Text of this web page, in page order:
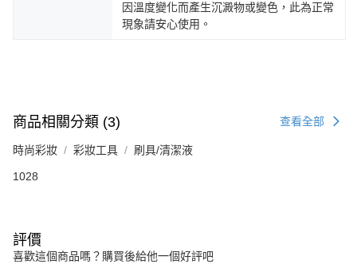
因溫度變化而產生沉澱物或變色，此為正常
現象請安心使用。
商品相關分類 (3) 查看全部
時尚彩妝 彩妝工具 刷具/清潔液
1028
評價
喜歡這個商品嗎？購買後給他一個好評吧